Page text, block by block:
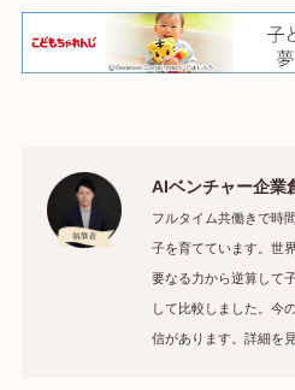
AIベンチャー企業
フルタイム共働きで時
子を育てています。世
要なる力から逆算して
して比較しました。今
信があります。詳細を